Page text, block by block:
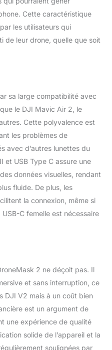
Mavic, Skydio
EVO ou d'autres
similaires, le
de vol. En
appareils Android et
ce qui en fait un
flexible et
pour tous les
de drones
tout
le casque
2 VR, vous
un ensemble
qui comprend
nécessaires pour
configuration sans
ou
des
Tout ce
vous avez besoin
commencer à
votre DroneMask
Cette caractéristique
les utilisateurs qui
de leur drone, quelle que soit
sa large compatibilité avec
le DJI Mavic Air 2, le
Cette polyvalence est
les problèmes de
avec d’autres lunettes du
et USB Type C assure une
données visuelles, rendant
fluide. De plus, les
la connexion, même si
C femelle est nécessaire
2 ne déçoit pas. Il
et sans interruption, ce
DJI V2 mais à un coût bien
est un argument de
une expérience de qualité
solide de l’appareil et la
soulignées par